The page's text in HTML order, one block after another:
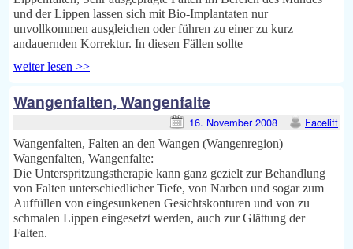
und der Lippen lassen sich mit Bio-Implantaten nur
unvollkommen ausgleichen oder führen zu einer zu kurz
andauernden Korrektur. In diesen Fällen sollte
weiter lesen >>
Wangenfalten, Wangenfalte
16. November 2008 Facelift
Wangenfalten, Falten an den Wangen (Wangenregion)
Wangenfalten, Wangenfalte:
Die Unterspritzungstherapie kann ganz gezielt zur Behandlung
von Falten unterschiedlicher Tiefe, von Narben und sogar zum
Auffüllen von eingesunkenen Gesichtskonturen und von zu
schmalen Lippen eingesetzt werden, auch zur Glättung der
Falten.